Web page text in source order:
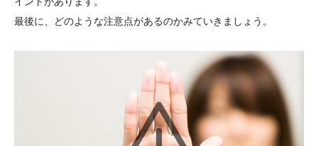
最後に、どのような注意点があるのかみていきましょう。